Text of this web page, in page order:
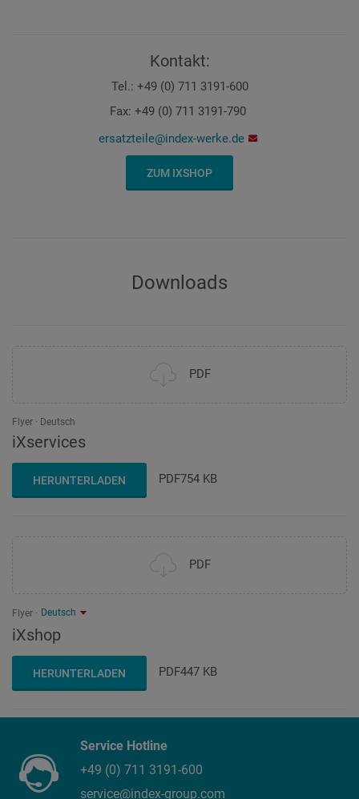
Kontakt:
Tel.: +49 (0) 711 3191-600
Fax: +49 (0) 711 3191-790
ersatzteile@index-werke.de
ZUM IXSHOP
Downloads
PDF
Flyer Deutsch
iXservices
HERUNTERLADEN PDF754 KB
PDF
Flyer Deutsch
iXshop
HERUNTERLADEN PDF447 KB
Service Hotline
+49 (0) 711 3191-600
service@index-group.com